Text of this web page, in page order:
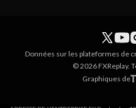
Données sur les plateformes de
© 2026 FXReplay.
Graphiques de